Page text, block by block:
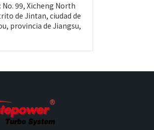
No. 99, Xicheng North
de Jintan, ciudad de
provincia de Jiangsu,